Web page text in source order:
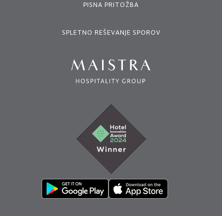
PISNA PRITOŽBA
SPLETNO REŠEVANJE SPOROV